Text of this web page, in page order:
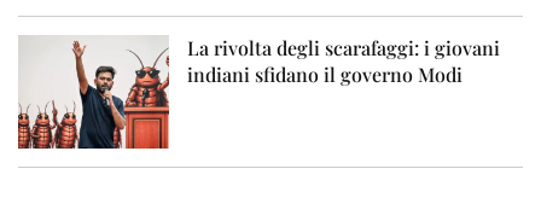
La rivolta degli scarafaggi: i giovani
indiani sfidano il governo Modi